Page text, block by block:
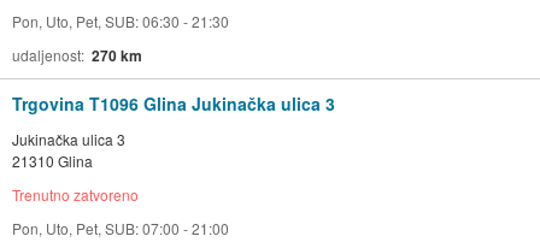
Pon, Uto, Pet, SUB: 06:30 - 21:30
udaljenost 270 km
Trgovina T1096 Glina Jukinačka ulica 3
Jukinačka ulica 3
21310 Glina
Trenutno zatvoreno
Pon, Uto, Pet, SUB: 07:00 - 21:00